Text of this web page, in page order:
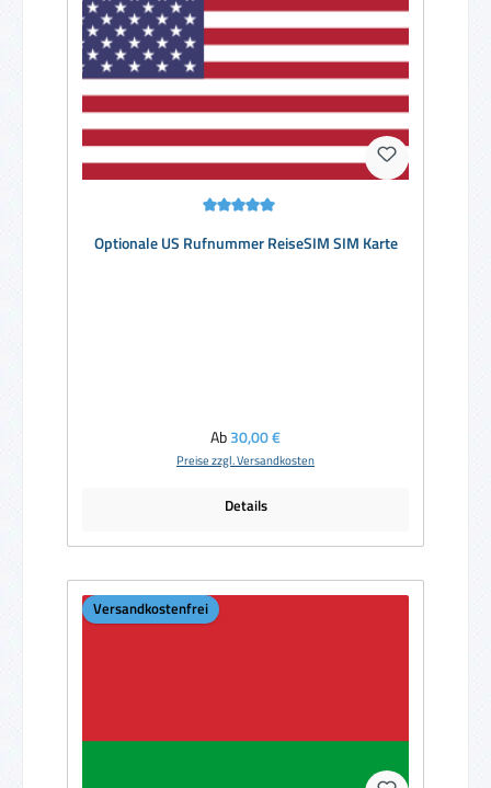
Optionale US Rufnummer ReiseSIM SIM Karte
Regulärer Preis:
Ab30,00 €
Preise zzgl. Versandkosten
Details
Versandkostenfrei